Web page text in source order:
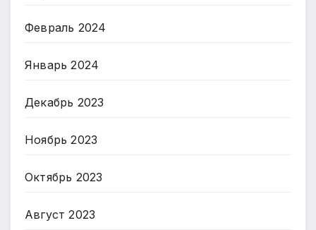
Февраль 2024
Январь 2024
Декабрь 2023
Ноябрь 2023
Октябрь 2023
Август 2023